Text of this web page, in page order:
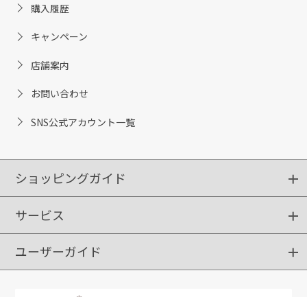
購入履歴
キャンペーン
店舗案内
お問い合わせ
SNS公式アカウント一覧
ショッピングガイド
ショッピングガイド
ご注文方法
送料・配送
クーポンご利用方法
サービス
定期購入
ポイントサービス
お知らせメール
ユーザーガイド